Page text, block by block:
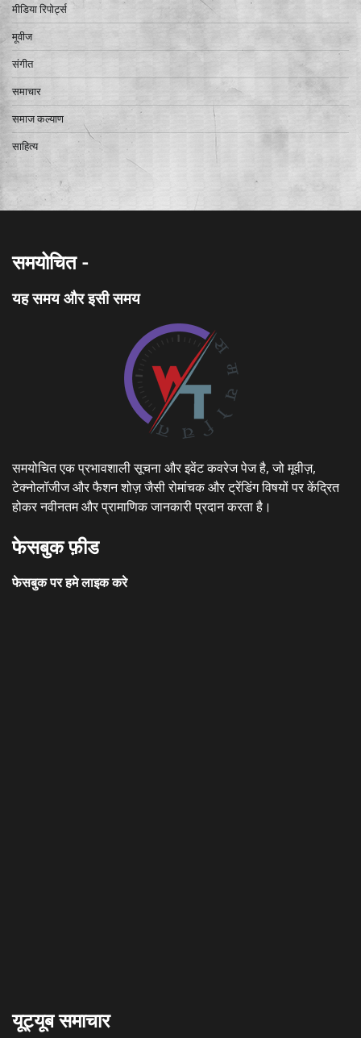
मीडिया रिपोर्ट्स
मूवीज
संगीत
समाचार
समाज कल्याण
साहित्य
समयोचित -
यह समय और इसी समय
समयोचित एक प्रभावशाली सूचना और इवेंट कवरेज पेज है, जो मूवीज़,
टेक्नोलॉजीज और फैशन शोज़ जैसी रोमांचक और ट्रेंडिंग विषयों पर केंद्रित
होकर नवीनतम और प्रामाणिक जानकारी प्रदान करता है।
फेसबुक फ़ीड
फेसबुक पर हमे लाइक करे
यूट्यूब समाचार